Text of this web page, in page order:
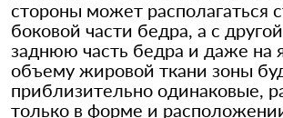
стороны может располагаться
боковой части бедра, а с
заднюю часть бедра и даже на
объему жировой ткани зоны
приблизительно одинаковые,
только в форме и